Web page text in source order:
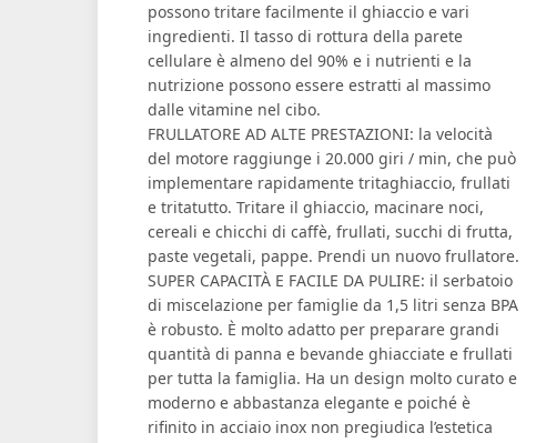
possono tritare facilmente il ghiaccio e vari
ingredienti. Il tasso di rottura della parete
cellulare è almeno del 90% e i nutrienti e la
nutrizione possono essere estratti al massimo
dalle vitamine nel cibo.
FRULLATORE AD ALTE PRESTAZIONI: la velocità
del motore raggiunge i 20.000 giri / min, che può
implementare rapidamente tritaghiaccio, frullati
e tritatutto. Tritare il ghiaccio, macinare noci,
cereali e chicchi di caffè, frullati, succhi di frutta,
paste vegetali, pappe. Prendi un nuovo frullatore.
SUPER CAPACITÀ E FACILE DA PULIRE: il serbatoio
di miscelazione per famiglie da 1,5 litri senza BPA
è robusto. È molto adatto per preparare grandi
quantità di panna e bevande ghiacciate e frullati
per tutta la famiglia. Ha un design molto curato e
moderno e abbastanza elegante e poiché è
rifinito in acciaio inox non pregiudica l’estetica